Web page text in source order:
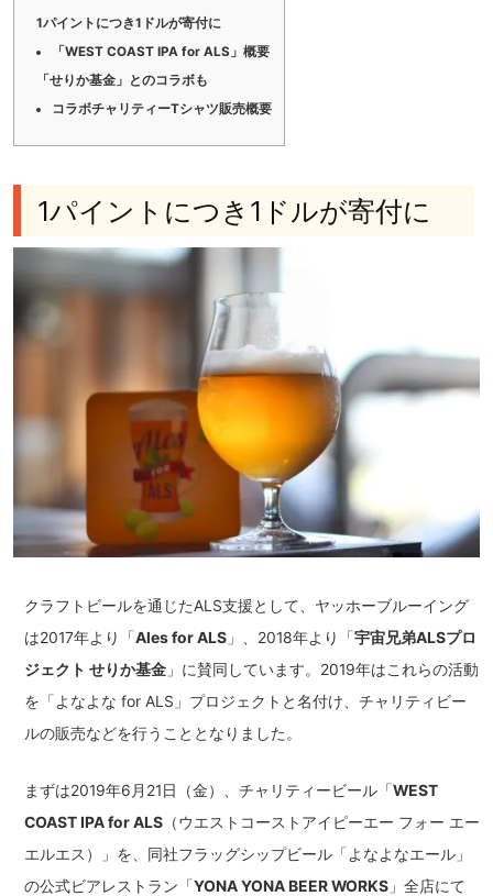
1パイントにつき1ドルが寄付に
「WEST COAST IPA for ALS」概要
「せりか基金」とのコラボも
コラボチャリティーTシャツ販売概要
1パイントにつき1ドルが寄付に
クラフトビールを通じたALS支援として、ヤッホーブルーイング
は2017年より「Ales for ALS 」、2018年より「宇宙兄弟ALSプロ
ジェクト せりか基金 」に賛同しています。2019年はこれらの活動
を「よなよな for ALS」プロジェクトと名付け、チャリティビー
ルの販売などを行うこととなりました。
まずは2019年6月21日（金）、チャリティービール「WEST
COAST IPA for ALS （ウエストコーストアイピーエー フォー エー
エルエス）」を、同社フラッグシップビール「よなよなエール」
の公式ビアレストラン「YONA YONA BEER WORKS 」全店にて